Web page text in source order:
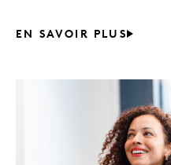
EN SAVOIR PLUS